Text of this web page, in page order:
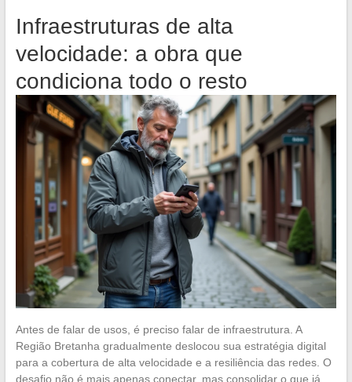
Infraestruturas de alta
velocidade: a obra que
condiciona todo o resto
Antes de falar de usos, é preciso falar de infraestrutura. A
Região Bretanha gradualmente deslocou sua estratégia digital
para a cobertura de alta velocidade e a resiliência das redes. O
desafio não é mais apenas conectar, mas consolidar o que já